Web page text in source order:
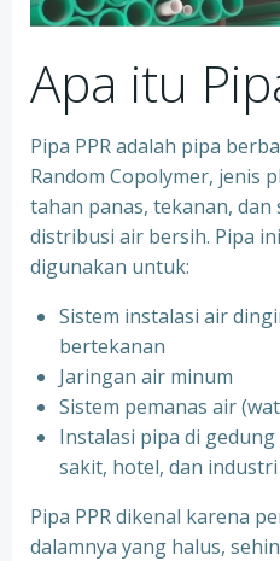
Apa itu
Pipa PPR adalah pipa
Random Copolymer, jenis
tahan panas, tekanan,
distribusi air bersih. Pipa
digunakan untuk:
Sistem instalasi air
bertekanan
⁠Jaringan air minum
⁠Sistem pemanas air
⁠Instalasi pipa di
sakit, hotel, dan
Pipa PPR dikenal karena
dalamnya yang halus,